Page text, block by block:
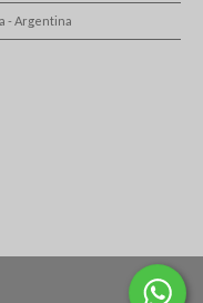
- Argentina